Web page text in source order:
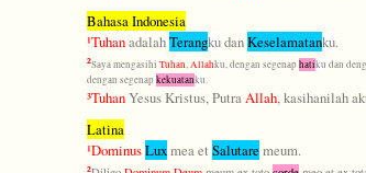
Bahasa Indonesia
¹TuhanadalahTerangkudanKeselamatanku.
²Saya mengasihi Tuhan,Allahku, dengan segenaphatiku dan
dengan segenapkekuatanku.
³TuhanYesus Kristus, PutraAllah, kasihanilah
Latina
¹DominusLuxmea et Salutare meum.